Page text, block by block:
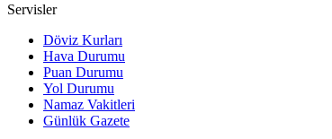
Servisler
Döviz Kurları
Hava Durumu
Puan Durumu
Yol Durumu
Namaz Vakitleri
Günlük Gazete